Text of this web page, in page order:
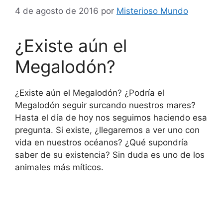
4 de agosto de 2016 por Misterioso Mundo
¿Existe aún el
Megalodón?
¿Existe aún el Megalodón? ¿Podría el
Megalodón seguir surcando nuestros mares?
Hasta el día de hoy nos seguimos haciendo esa
pregunta. Si existe, ¿llegaremos a ver uno con
vida en nuestros océanos? ¿Qué supondría
saber de su existencia? Sin duda es uno de los
animales más míticos.